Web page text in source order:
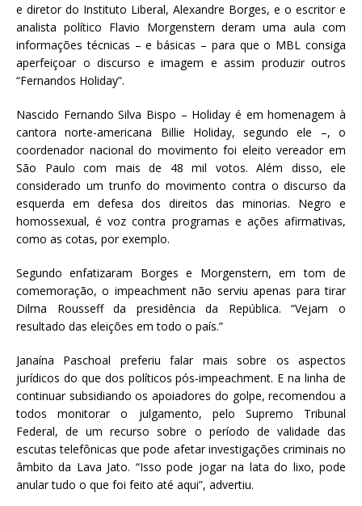
e diretor do Instituto Liberal, Alexandre Borges, e o escritor e
analista político Flavio Morgenstern deram uma aula com
informações técnicas – e básicas – para que o MBL consiga
aperfeiçoar o discurso e imagem e assim produzir outros
“Fernandos Holiday”.
Nascido Fernando Silva Bispo – Holiday é em homenagem à
cantora norte-americana Billie Holiday, segundo ele –, o
coordenador nacional do movimento foi eleito vereador em
São Paulo com mais de 48 mil votos. Além disso, ele
considerado um trunfo do movimento contra o discurso da
esquerda em defesa dos direitos das minorias. Negro e
homossexual, é voz contra programas e ações afirmativas,
como as cotas, por exemplo.
Segundo enfatizaram Borges e Morgenstern, em tom de
comemoração, o impeachment não serviu apenas para tirar
Dilma Rousseff da presidência da República. “Vejam o
resultado das eleições em todo o país.”
Janaína Paschoal preferiu falar mais sobre os aspectos
jurídicos do que dos políticos pós-impeachment. E na linha de
continuar subsidiando os apoiadores do golpe, recomendou a
todos monitorar o julgamento, pelo Supremo Tribunal
Federal, de um recurso sobre o período de validade das
escutas telefônicas que pode afetar investigações criminais no
âmbito da Lava Jato. “Isso pode jogar na lata do lixo, pode
anular tudo o que foi feito até aqui”, advertiu.